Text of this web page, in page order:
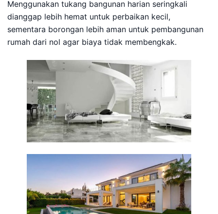
Menggunakan tukang bangunan harian seringkali
dianggap lebih hemat untuk perbaikan kecil,
sementara borongan lebih aman untuk pembangunan
rumah dari nol agar biaya tidak membengkak.